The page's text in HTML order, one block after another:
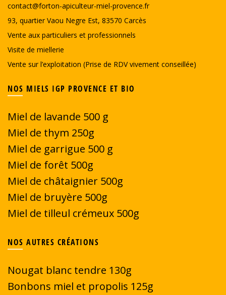
contact@forton-apiculteur-miel-provence.fr
93, quartier Vaou Negre Est, 83570 Carcès
Vente aux particuliers et professionnels
Visite de miellerie
Vente sur l’exploitation (Prise de RDV vivement conseillée)
NOS MIELS IGP PROVENCE ET BIO
Miel de lavande 500 g
Miel de thym 250g
Miel de garrigue 500 g
Miel de forêt 500g
Miel de châtaignier 500g
Miel de bruyère 500g
Miel de tilleul crémeux 500g
NOS AUTRES CRÉATIONS
Nougat blanc tendre 130g
Bonbons miel et propolis 125g